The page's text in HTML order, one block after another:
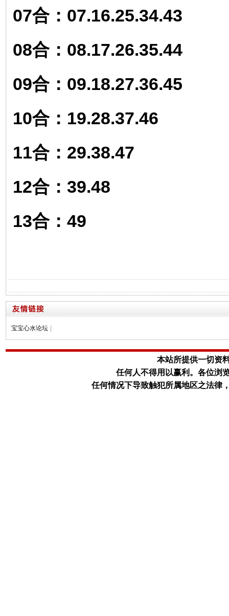
07合：07.16.25.34.43
08合：08.17.26.35.44
09合：09.18.27.36.45
10合：19.28.37.46
11合：29.38.47
12合：39.48
13合：49
宝宝心水论坛
本站所提供一切资
任何人不得用以赢利。 各位浏
任何情况下导致触犯所属地区之法律